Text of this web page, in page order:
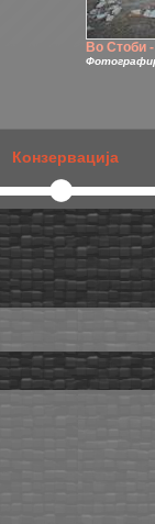
Во Стоби
Конзервација